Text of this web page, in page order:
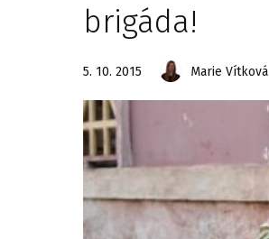
brigáda!
5. 10. 2015 Marie Vítková